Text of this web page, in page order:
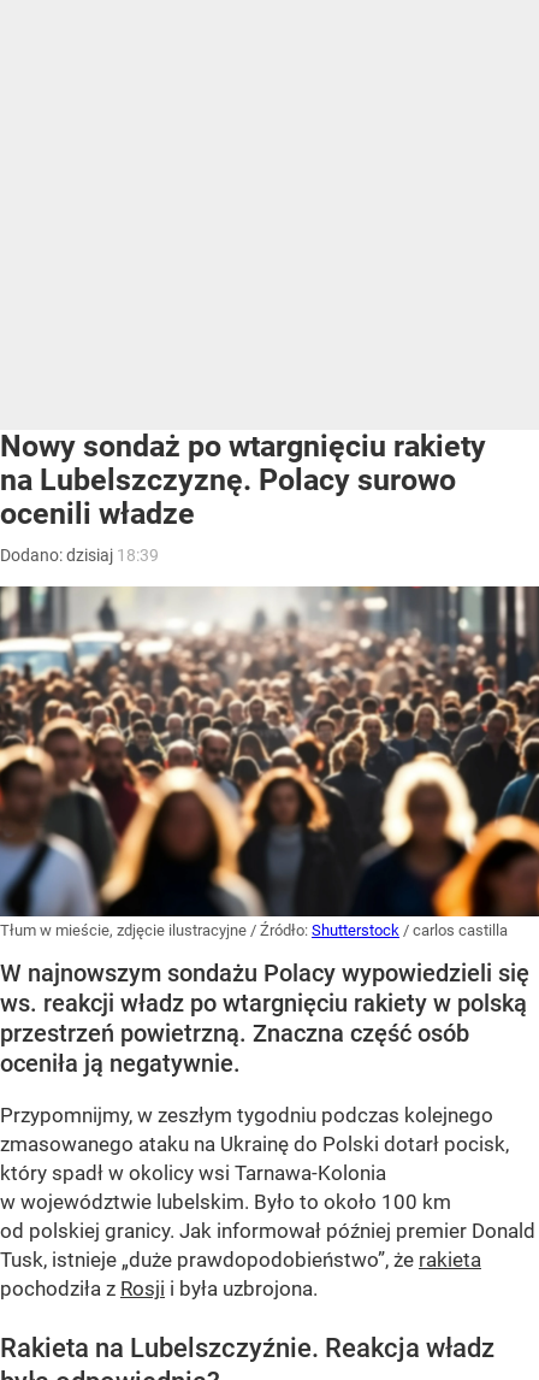
Nowy sondaż po wtargnięciu rakiety
na Lubelszczyznę. Polacy surowo
ocenili władze
Dodano:dzisiaj 18:39
Tłum w mieście, zdjęcie ilustracyjne / Źródło: Shutterstock / carlos castilla
W najnowszym sondażu Polacy wypowiedzieli się
ws. reakcji władz po wtargnięciu rakiety w polską
przestrzeń powietrzną. Znaczna część osób
oceniła ją negatywnie.
Przypomnijmy, w zeszłym tygodniu podczas kolejnego
zmasowanego ataku na Ukrainę do Polski dotarł pocisk,
który spadł w okolicy wsi Tarnawa-Kolonia
w województwie lubelskim. Było to około 100 km
od polskiej granicy. Jak informował później premier Donald
Tusk, istnieje „duże prawdopodobieństwo”, że rakieta
pochodziła z Rosji i była uzbrojona.
Rakieta na Lubelszczyźnie. Reakcja władz